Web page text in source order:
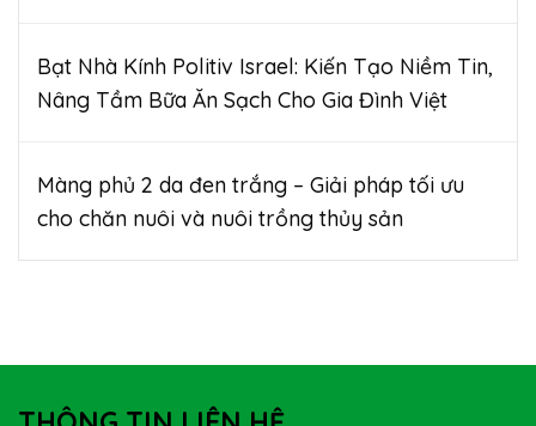
Bạt Nhà Kính Politiv Israel: Kiến Tạo Niềm Tin,
Nâng Tầm Bữa Ăn Sạch Cho Gia Đình Việt
Màng phủ 2 da đen trắng – Giải pháp tối ưu
cho chăn nuôi và nuôi trồng thủy sản